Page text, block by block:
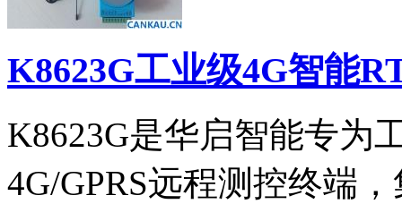
K8623G工业级4G智能
K8623G是华启智能专为
4G/GPRS远程测控终端